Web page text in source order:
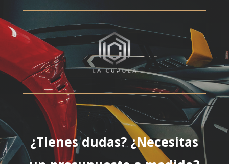
¿Tienes dudas? ¿Necesitas